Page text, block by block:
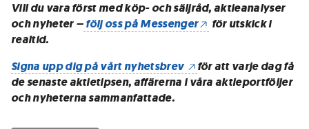
Vill du vara först med köp- och säljråd, aktieanalyser
och nyheter –följ oss på Messenger
för utskick i
realtid.
Signa upp dig på vårt nyhetsbrev
för att varje dag få
de senaste aktietipsen, affärerna i våra aktieportföljer
och nyheterna sammanfattade.